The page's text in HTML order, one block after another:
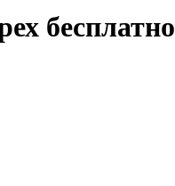
бесплатно